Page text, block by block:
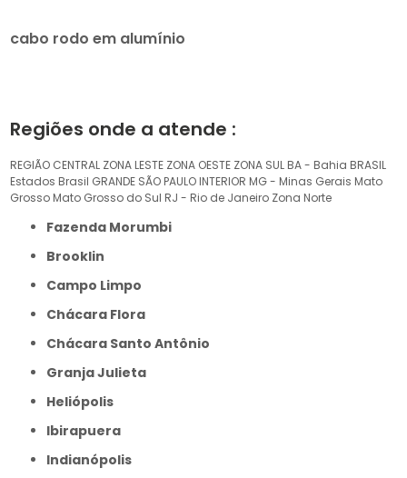
cabo rodo em alumínio
Regiões onde a atende :
REGIÃO CENTRAL ZONA LESTE ZONA OESTE ZONA SUL BA - Bahia BRASIL
Estados Brasil GRANDE SÃO PAULO INTERIOR MG - Minas Gerais Mato
Grosso Mato Grosso do Sul RJ - Rio de Janeiro Zona Norte
Fazenda Morumbi
Brooklin
Campo Limpo
Chácara Flora
Chácara Santo Antônio
Granja Julieta
Heliópolis
Ibirapuera
Indianópolis